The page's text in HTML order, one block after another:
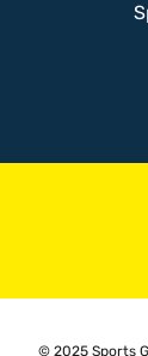
© 2025 Sports